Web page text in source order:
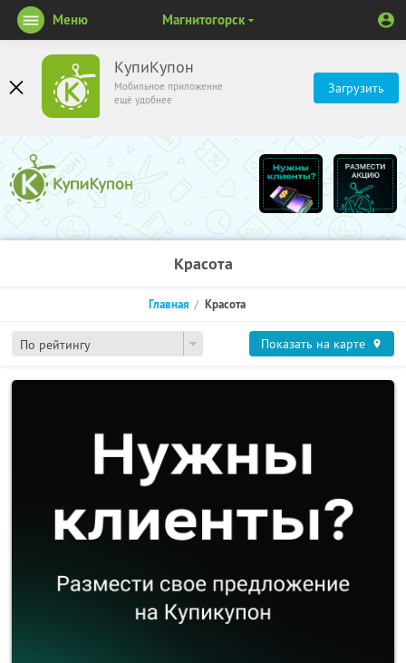
КупиКупон
Мобильное приложение
ещё удобнее
Загрузить
Меню Магнитогорск
Красота
По рейтингу
Главная Красота
Показать на карте